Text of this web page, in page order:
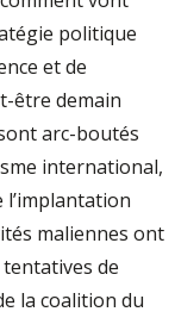
politique
et de
être demain
arc-boutés
international,
l’implantation
maliennes ont
de
la coalition du